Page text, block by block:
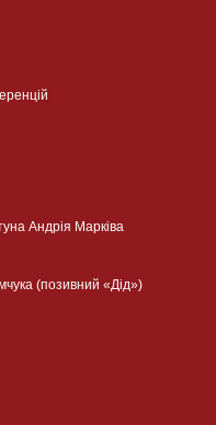
Андрія Марківа
(позивний «Дід»)